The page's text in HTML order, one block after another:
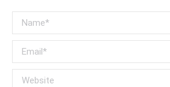
Name *
Email *
Website